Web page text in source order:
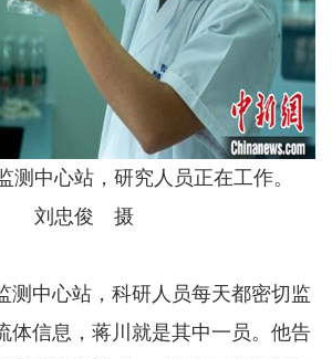
测中心站，研究人员正在工作。
刘忠俊 摄
中心站，科研人员每天都密切监
体信息，蒋川就是其中一员。他告